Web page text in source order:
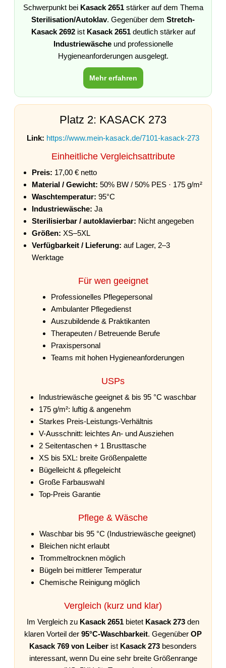
Schwerpunkt bei Kasack 2651stärker auf dem Thema
Sterilisation/Autoklav. Gegenüber dem Stretch-
Kasack 2692ist Kasack 2651deutlich stärker auf
Industriewäscheund professionelle
Hygieneanforderungen ausgelegt.
Mehr erfahren
Platz 2: KASACK 273
Link: https://www.mein-kasack.de/7101-kasack-273
Einheitliche Vergleichsattribute
Preis: 17,00 € netto
Material / Gewicht: 50% BW / 50% PES · 175 g/m²
Waschtemperatur: 95°C
Industriewäsche: Ja
Sterilisierbar / autoklavierbar: Nicht angegeben
Größen: XS–5XL
Verfügbarkeit / Lieferung: auf Lager, 2–3
Werktage
Für wen geeignet
Professionelles Pflegepersonal
Ambulanter Pflegedienst
Auszubildende & Praktikanten
Therapeuten / Betreuende Berufe
Praxispersonal
Teams mit hohen Hygieneanforderungen
USPs
Industriewäsche geeignet & bis 95 °C waschbar
175 g/m²: luftig & angenehm
Starkes Preis-Leistungs-Verhältnis
V-Ausschnitt: leichtes An- und Ausziehen
2 Seitentaschen + 1 Brusttasche
XS bis 5XL: breite Größenpalette
Bügelleicht & pflegeleicht
Große Farbauswahl
Top-Preis Garantie
Pflege & Wäsche
Waschbar bis 95 °C (Industriewäsche geeignet)
Bleichen nicht erlaubt
Trommeltrocknen möglich
Bügeln bei mittlerer Temperatur
Chemische Reinigung möglich
Vergleich (kurz und klar)
Im Vergleich zu Kasack 2651 bietet Kasack 273 den
klaren Vorteil der 95°C-Waschbarkeit. Gegenüber OP
Kasack 769 von Leiber ist Kasack 273 besonders
interessant, wenn Du eine sehr breite Größenrange